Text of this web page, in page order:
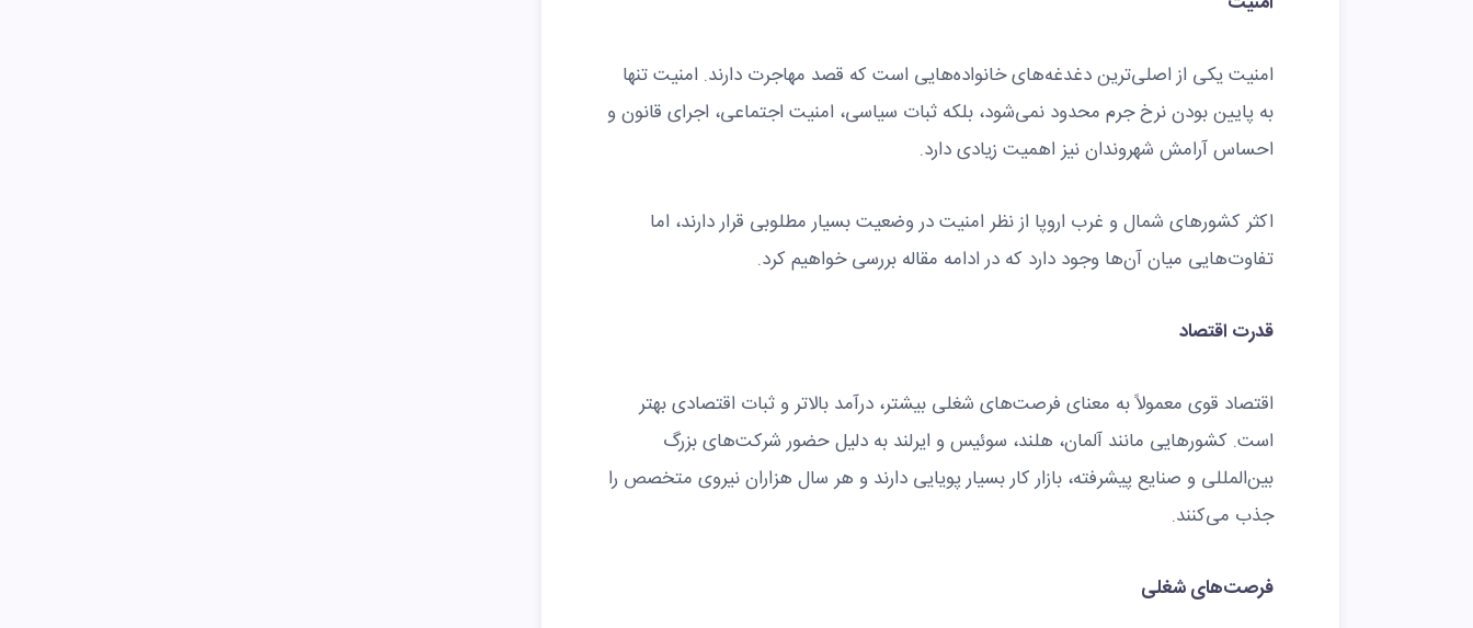
امنیت یکی از اصلی‌ترین دغدغه‌های خانواده‌هایی است که قصد مهاجرت دارند. امنیت تنها
به پایین بودن نرخ جرم محدود نمی‌شود، بلکه ثبات سیاسی، امنیت اجتماعی، اجرای قانون و
احساس آرامش شهروندان نیز اهمیت زیادی دارد.
اکثر کشورهای شمال و غرب اروپا از نظر امنیت در وضعیت بسیار مطلوبی قرار دارند، اما
تفاوت‌هایی میان آن‌ها وجود دارد که در ادامه مقاله بررسی خواهیم کرد.
قدرت اقتصاد
اقتصاد قوی معمولاً به معنای فرصت‌های شغلی بیشتر، درآمد بالاتر و ثبات اقتصادی بهتر
است. کشورهایی مانند آلمان، هلند، سوئیس و ایرلند به دلیل حضور شرکت‌های بزرگ
بین‌المللی و صنایع پیشرفته، بازار کار بسیار پویایی دارند و هر سال هزاران نیروی متخصص را
جذب می‌کنند.
فرصت‌های شغلی